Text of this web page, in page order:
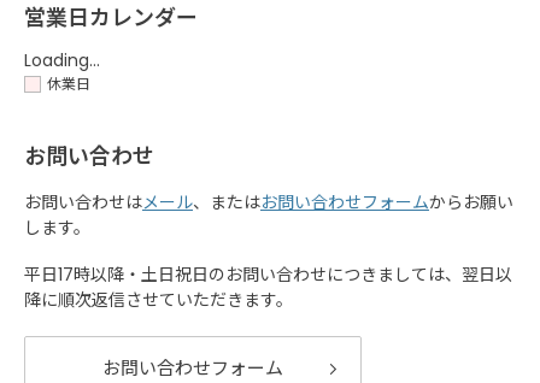
営業日カレンダー
Loading...
休業日
お問い合わせ
お問い合わせはメール、またはお問い合わせフォームからお願い
します。
平日17時以降・土日祝日のお問い合わせにつきましては、翌日以
降に順次返信させていただきます。
お問い合わせフォーム